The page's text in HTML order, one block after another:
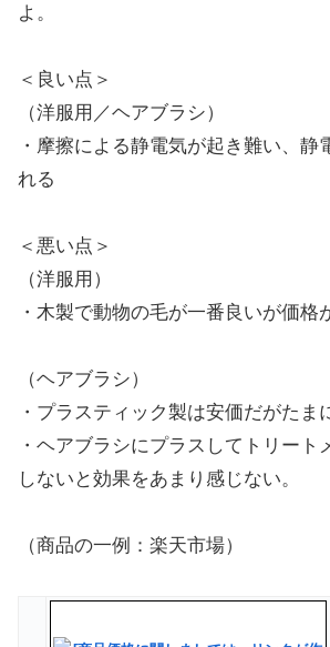
よ。
＜良い点＞
（洋服用／ヘアブラシ）
・摩擦による静電気が起き難い、静
れる
＜悪い点＞
（洋服用）
・木製で動物の毛が一番良いが価格
（ヘアブラシ）
・プラスティック製は安価だがたま
・ヘアブラシにプラスしてトリート
しないと効果をあまり感じない。
（商品の一例：楽天市場）